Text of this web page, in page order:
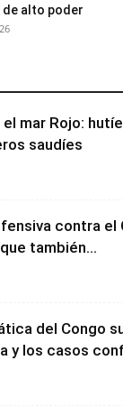
alto poder
mar Rojo:
saudíes
contra
también...
del Congo
y los casos